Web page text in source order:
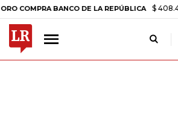
BANCO DE LA REPÚBLICA $ 408.498,97